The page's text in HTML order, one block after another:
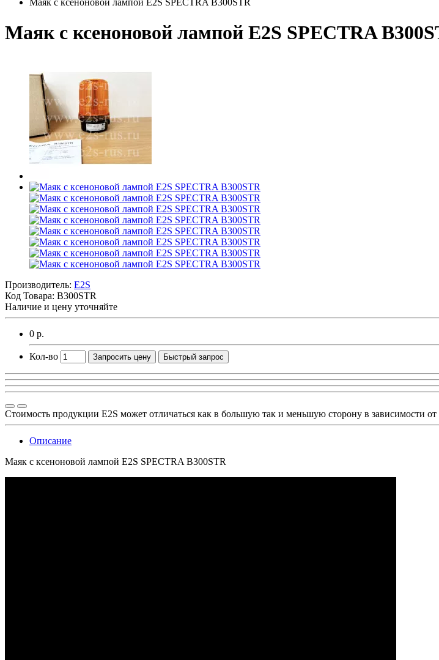
Маяк с ксеноновой лампой E2S SPECTRA B300STR
Маяк с ксеноновой лампой E2S SPECTRA
Производитель: E2S
Код Товара: B300STR
Наличие и цену уточняйте
0 р.
Кол-во Запросить цену Быстрый запрос
Стоимость продукции E2S может отличаться как в большую так и меньшую сторону в зависимости от
Описание
Маяк с ксеноновой лампой E2S SPECTRA B300STR